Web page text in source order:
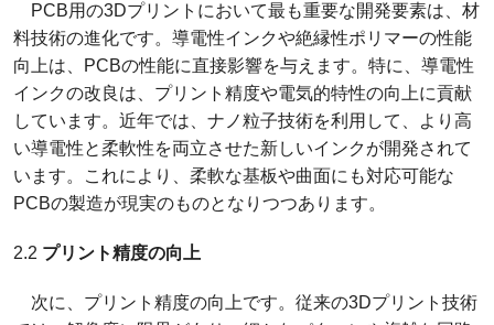
PCB用の3Dプリントにおいて最も重要な開発要素は、材
料技術の進化です。導電性インクや絶縁性ポリマーの性能
向上は、PCBの性能に直接影響を与えます。特に、導電性
インクの改良は、プリント精度や電気的特性の向上に貢献
しています。近年では、ナノ粒子技術を利用して、より高
い導電性と柔軟性を両立させた新しいインクが開発されて
います。これにより、柔軟な基板や曲面にも対応可能な
PCBの製造が現実のものとなりつつあります。
2.2 プリント精度の向上
次に、プリント精度の向上です。従来の3Dプリント技術